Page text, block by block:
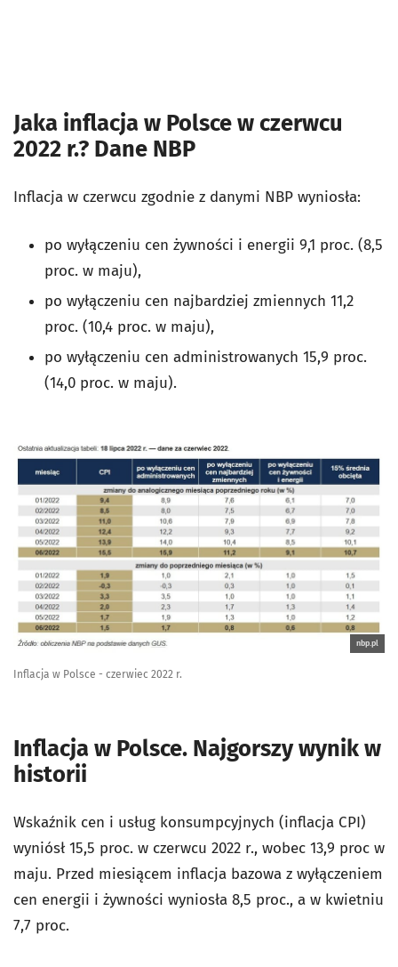
Jaka inflacja w Polsce w czerwcu
2022 r.? Dane NBP
Inflacja w czerwcu zgodnie z danymi NBP wyniosła:
po wyłączeniu cen żywności i energii 9,1 proc. (8,5
proc. w maju),
po wyłączeniu cen najbardziej zmiennych 11,2
proc. (10,4 proc. w maju),
po wyłączeniu cen administrowanych 15,9 proc.
(14,0 proc. w maju).
nbp.pl
Inflacja w Polsce - czerwiec 2022 r.
Inflacja w Polsce. Najgorszy wynik w
historii
Wskaźnik cen i usług konsumpcyjnych (inflacja CPI)
wyniósł 15,5 proc. w czerwcu 2022 r., wobec 13,9 proc w
maju. Przed miesiącem inflacja bazowa z wyłączeniem
cen energii i żywności wyniosła 8,5 proc., a w kwietniu
7,7 proc.